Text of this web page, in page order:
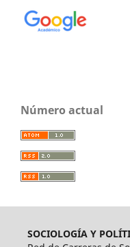
Número actual
SOCIOLOGÍA Y